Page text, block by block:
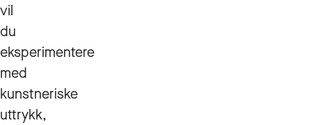
vil
du
eksperimentere
med
kunstneriske
uttrykk,